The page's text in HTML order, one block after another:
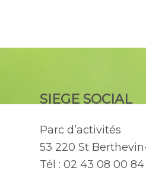
SIEGE SOCIAL
Parc d’activités
53 220 St
Tél : 02 43 08 00 84